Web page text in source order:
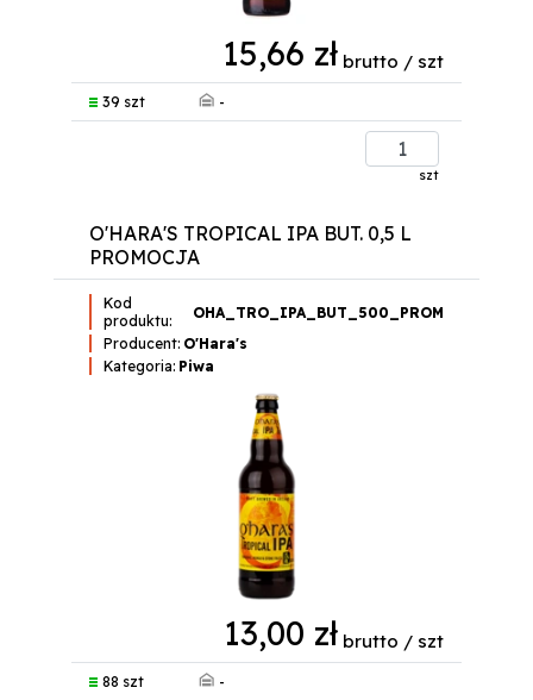
15,66 zł brutto / szt
39 szt -
szt
O'HARA'S TROPICAL IPA BUT. 0,5 L
PROMOCJA
Kod
produktu:
OHA_TRO_IPA_BUT_500_PROM
Producent: O'Hara's
Kategoria: Piwa
13,00 zł brutto / szt
88 szt -